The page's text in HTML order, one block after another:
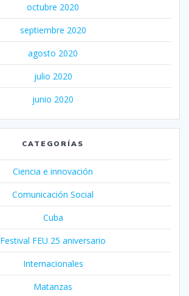
octubre 2020
septiembre 2020
agosto 2020
julio 2020
junio 2020
CATEGORÍAS
Ciencia e innovación
Comunicación Social
Cuba
Festival FEU 25 aniversario
Internacionales
Matanzas